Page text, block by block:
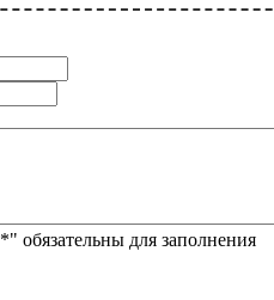
*" обязательны для заполнения